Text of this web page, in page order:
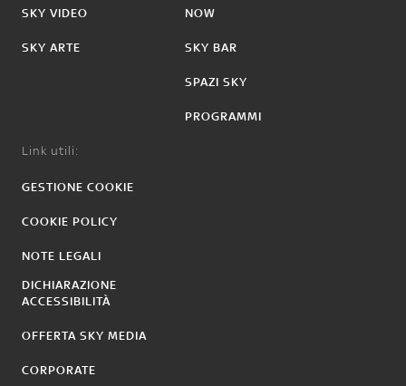
SKY VIDEO
SKY ARTE
NOW
SKY BAR
SPAZI SKY
PROGRAMMI
Link utili:
GESTIONE COOKIE
COOKIE POLICY
NOTE LEGALI
DICHIARAZIONE
ACCESSIBILITÀ
OFFERTA SKY MEDIA
CORPORATE